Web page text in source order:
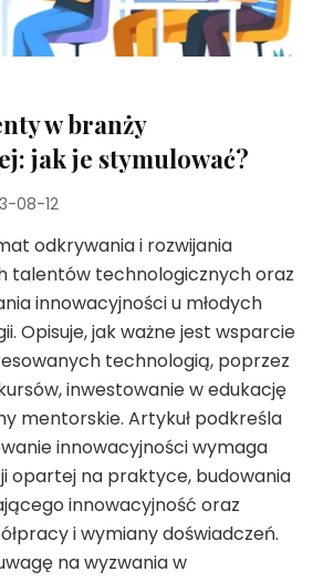
w branży
jak je stymulować?
08-12
odkrywania i rozwijania
talentów technologicznych oraz
innowacyjności u młodych
Opisuje, jak ważne jest wsparcie
technologią, poprzez
inwestowanie w edukację
mentorskie. Artykuł podkreśla
innowacyjności wymaga
opartej na praktyce, budowania
innowacyjność oraz
i wymiany doświadczeń.
na wyzwania w